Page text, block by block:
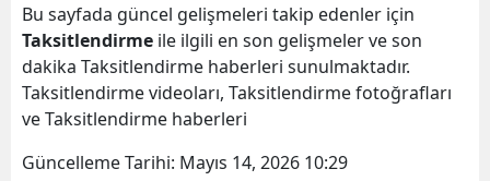
Bu sayfada güncel gelişmeleri takip edenler için
Taksitlendirme ile ilgili en son gelişmeler ve son
dakika Taksitlendirme haberleri sunulmaktadır.
Taksitlendirme videoları, Taksitlendirme fotoğrafları
ve Taksitlendirme haberleri
Güncelleme Tarihi: Mayıs 14, 2026 10:29